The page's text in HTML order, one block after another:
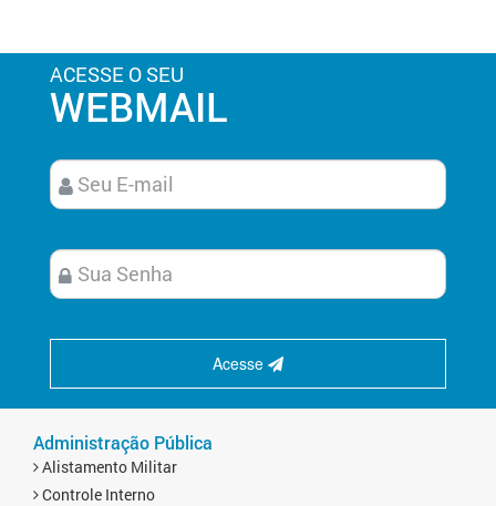
ACESSE O SEU
WEBMAIL
Acesse
Administração Pública
Alistamento Militar
Controle Interno